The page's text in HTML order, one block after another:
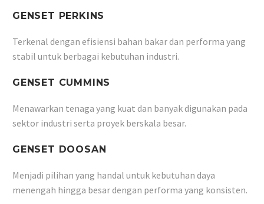
GENSET PERKINS
Terkenal dengan efisiensi bahan bakar dan performa yang
stabil untuk berbagai kebutuhan industri.
GENSET CUMMINS
Menawarkan tenaga yang kuat dan banyak digunakan pada
sektor industri serta proyek berskala besar.
GENSET DOOSAN
Menjadi pilihan yang handal untuk kebutuhan daya
menengah hingga besar dengan performa yang konsisten.